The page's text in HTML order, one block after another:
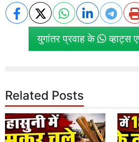
युगांतर प्रवाह के व्हाट्स
Related Posts